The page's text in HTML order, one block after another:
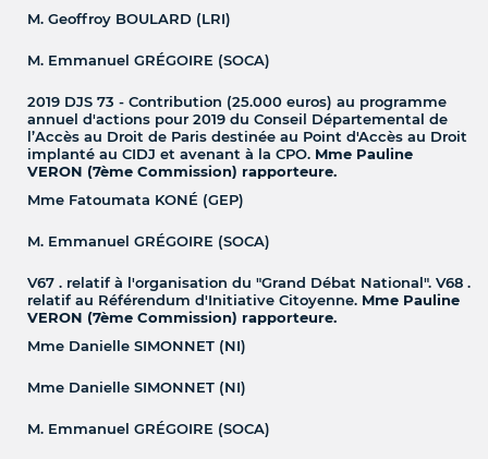
M. Geoffroy BOULARD (LRI)
M. Emmanuel GRÉGOIRE (SOCA)
2019 DJS 73 - Contribution (25.000 euros) au programme
annuel d'actions pour 2019 du Conseil Départemental de
l’Accès au Droit de Paris destinée au Point d'Accès au Droit
implanté au CIDJ et avenant à la CPO. Mme Pauline
VERON (7ème Commission) rapporteure.
Mme Fatoumata KONÉ (GEP)
M. Emmanuel GRÉGOIRE (SOCA)
V67 . relatif à l'organisation du "Grand Débat National". V68 .
relatif au Référendum d'Initiative Citoyenne. Mme Pauline
VERON (7ème Commission) rapporteure.
Mme Danielle SIMONNET (NI)
Mme Danielle SIMONNET (NI)
M. Emmanuel GRÉGOIRE (SOCA)